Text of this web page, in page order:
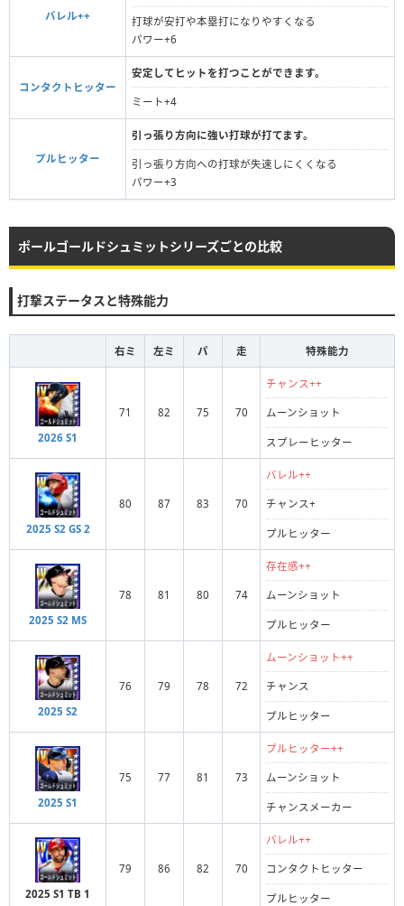
バレル++
打球が安打や本塁打になりやすくなる
パワー+6
コンタクトヒッター
安定してヒットを打つことができます。
ミート+4
プルヒッター
引っ張り方向に強い打球が打てます。
引っ張り方向への打球が失速しにくくなる
パワー+3
ポールゴールドシュミットシリーズごとの比較
打撃ステータスと特殊能力
右ミ 左ミ パ 走 特殊能力
2026 S1
71 82 75 70
チャンス++
ムーンショット
スプレーヒッター
2025 S2 GS 2
80 87 83 70
バレル++
チャンス+
プルヒッター
2025 S2 MS
78 81 80 74
存在感++
ムーンショット
プルヒッター
2025 S2
76 79 78 72
ムーンショット++
チャンス
プルヒッター
2025 S1
75 77 81 73
プルヒッター++
ムーンショット
チャンスメーカー
2025 S1 TB 1
79 86 82 70
バレル++
コンタクトヒッター
プルヒッター